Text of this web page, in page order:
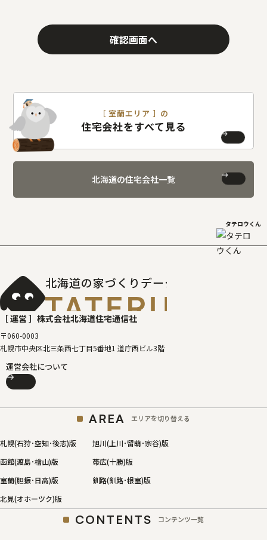
確認画面へ
［ 室蘭エリア ］の
住宅会社をすべて見る
北海道の住宅会社一覧
タテロウくん
北海道の家づくりデータベース
［ 運営 ］ 株式会社北海道住宅通信社
〒060-0003
札幌市中央区北三条西七丁目5番地1 道庁西ビル3階
運営会社について
AREA エリアを切り替える
札幌(石狩･空知･後志)版
旭川(上川･留萌･宗谷)版
函館(渡島･檜山)版
帯広(十勝)版
室蘭(胆振･日高)版
釧路(釧路･根室)版
北見(オホーツク)版
CONTENTS コンテンツ一覧